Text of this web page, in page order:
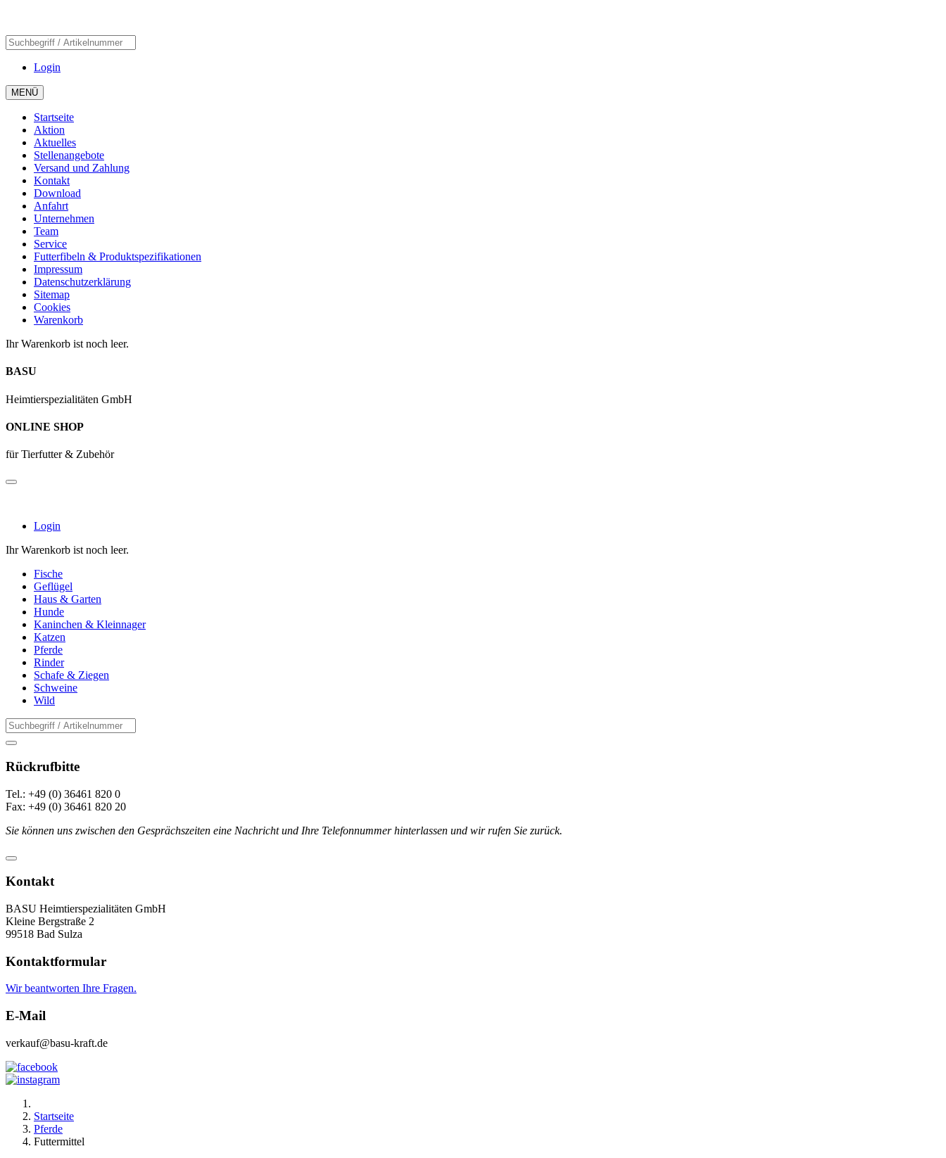
Login
MENÜ
Startseite
Aktion
Aktuelles
Stellenangebote
Versand und Zahlung
Kontakt
Download
Anfahrt
Unternehmen
Team
Service
Futterfibeln & Produktspezifikationen
Impressum
Datenschutzerklärung
Sitemap
Cookies
Warenkorb
Ihr Warenkorb ist noch leer.
BASU
Heimtierspezialitäten GmbH
ONLINE SHOP
für Tierfutter & Zubehör
Login
Ihr Warenkorb ist noch leer.
Fische
Geflügel
Haus & Garten
Hunde
Kaninchen & Kleinnager
Katzen
Pferde
Rinder
Schafe & Ziegen
Schweine
Wild
Rückrufbitte
Tel.: +49 (0) 36461 820 0
Fax: +49 (0) 36461 820 20
Sie können uns zwischen den Gesprächszeiten eine Nachricht und Ihre Telefonnummer hinterlassen und wir rufen Sie zurück.
Kontakt
BASU Heimtierspezialitäten GmbH
Kleine Bergstraße 2
99518 Bad Sulza
Kontaktformular
Wir beantworten Ihre Fragen.
E-Mail
verkauf@basu-kraft.de
Startseite
Pferde
Futtermittel